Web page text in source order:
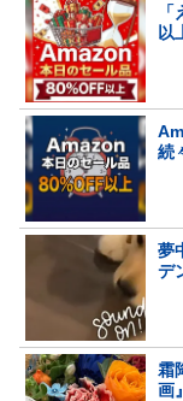
以
続
夢
デ
霜
画